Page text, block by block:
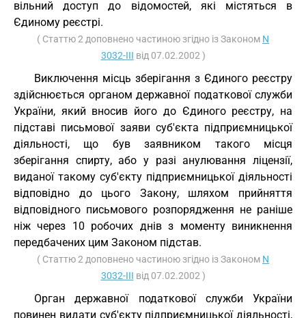
вільний доступ до відомостей, які містяться в
Єдиному реєстрі.
( Статтю 2 доповнено частиною згідно із Законом N
3032-III від 07.02.2002 )
Виключення місць зберігання з Єдиного реєстру
здійснюється органом державної податкової служби
України, який вносив його до Єдиного реєстру, на
підставі письмової заяви суб'єкта підприємницької
діяльності, що був заявником такого місця
зберігання спирту, або у разі анулювання ліцензії,
виданої такому суб'єкту підприємницької діяльності
відповідно до цього Закону, шляхом прийняття
відповідного письмового розпорядження не раніше
ніж через 10 робочих днів з моменту виникнення
передбачених цим Законом підстав.
( Статтю 2 доповнено частиною згідно із Законом N
3032-III від 07.02.2002 )
Орган державної податкової служби України
повинен видати суб'єкту підприємницької діяльності,